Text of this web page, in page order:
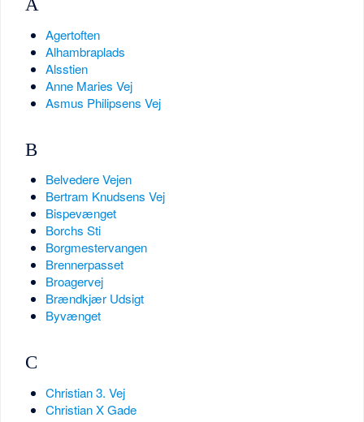
A
Agertoften
Alhambraplads
Alsstien
Anne Maries Vej
Asmus Philipsens Vej
B
Belvedere Vejen
Bertram Knudsens Vej
Bispevænget
Borchs Sti
Borgmestervangen
Brennerpasset
Broagervej
Brændkjær Udsigt
Byvænget
C
Christian 3. Vej
Christian X Gade